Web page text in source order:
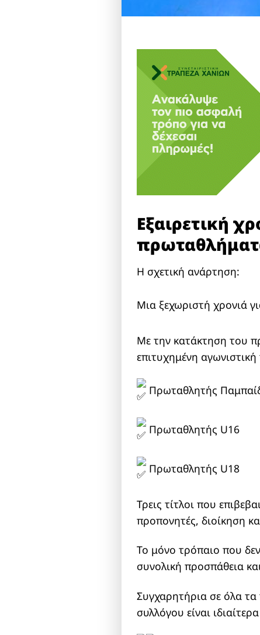
Εξαιρετική
Η σχετική ανάρτηση:
Μια ξεχωριστή χρονιά
Με την κατάκτηση του
επιτυχημένη αγωνιστική
Πρωταθλητής
Πρωταθλητής U16
Πρωταθλητής U18
Τρεις τίτλοι που
προπονητές, διοίκηση
Το μόνο τρόπαιο που
συνολική προσπάθεια
Συγχαρητήρια σε όλα
συλλόγου είναι